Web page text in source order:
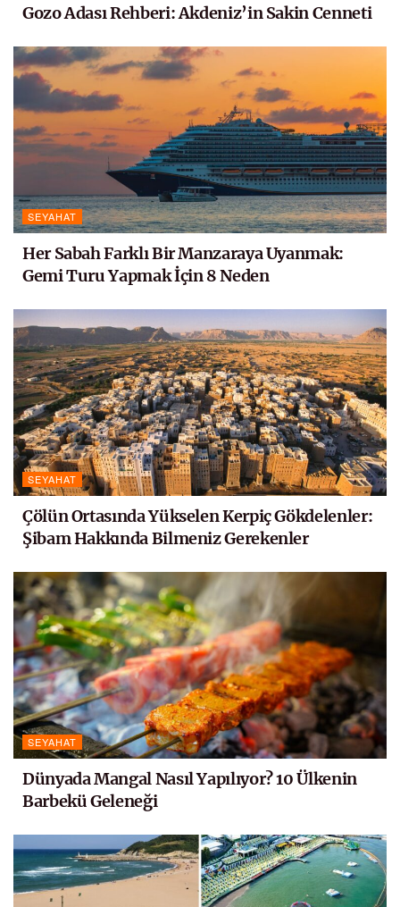
Gozo Adası Rehberi: Akdeniz’in Sakin Cenneti
SEYAHAT
Her Sabah Farklı Bir Manzaraya Uyanmak:
Gemi Turu Yapmak İçin 8 Neden
SEYAHAT
Çölün Ortasında Yükselen Kerpiç Gökdelenler:
Şibam Hakkında Bilmeniz Gerekenler
SEYAHAT
Dünyada Mangal Nasıl Yapılıyor? 10 Ülkenin
Barbekü Geleneği